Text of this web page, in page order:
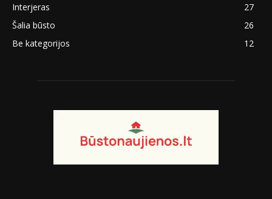
Interjeras
27
Šalia būsto
26
Be kategorijos
12